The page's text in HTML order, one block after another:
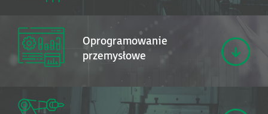
Oprogramowanie
przemysłowe